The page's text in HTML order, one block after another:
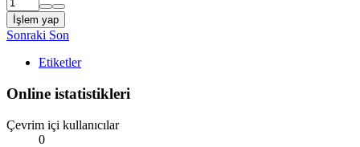
İşlem yap
Sonraki Son
Etiketler
Online istatistikleri
Çevrim içi kullanıcılar
0